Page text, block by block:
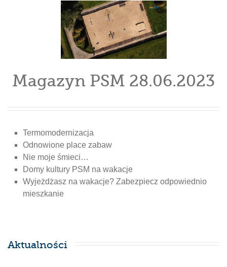
Magazyn PSM 28.06.2023
Termomodernizacja
Odnowione place zabaw
Nie moje śmieci…
Domy kultury PSM na wakacje
Wyjeżdżasz na wakacje? Zabezpiecz odpowiednio
mieszkanie
Aktualności